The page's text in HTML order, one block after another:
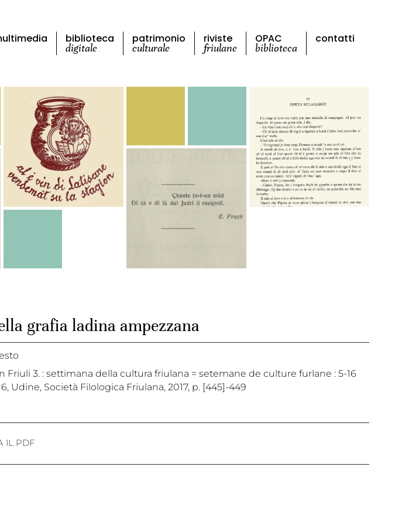
biblioteca
digitale
patrimonio
culturale
riviste
friulane
OPAC
biblioteca
contatti
grafia ladina ampezzana
Friuli 3. : settimana della cultura friulana = setemane de culture furlane : 5-16
Udine, Società Filologica Friulana, 2017, p. [445]-449
IL PDF